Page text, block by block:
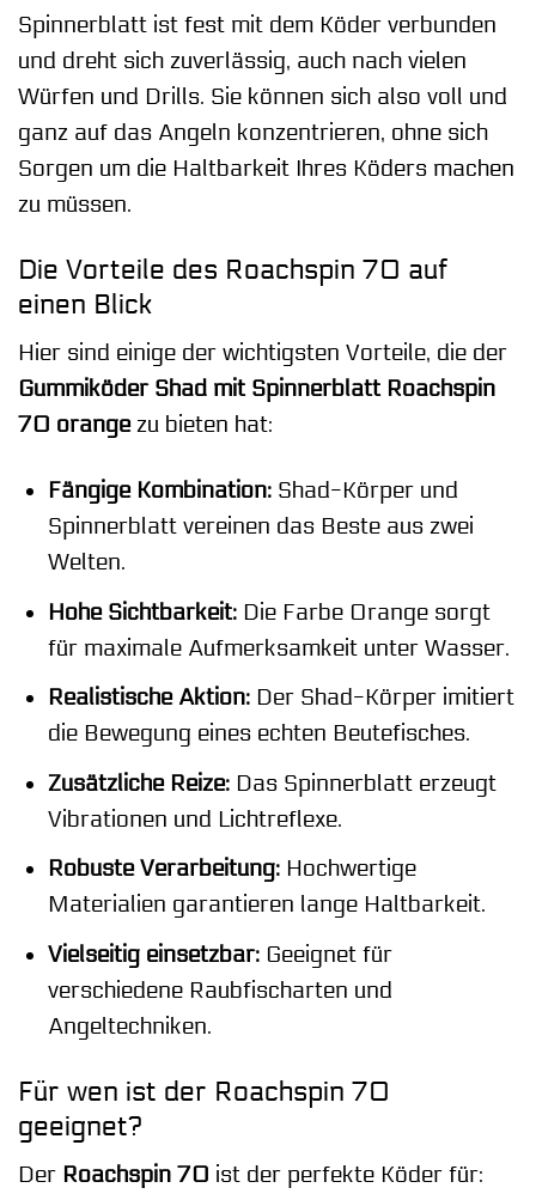
Spinnerblatt ist fest mit dem Köder verbunden
und dreht sich zuverlässig, auch nach vielen
Würfen und Drills. Sie können sich also voll und
ganz auf das Angeln konzentrieren, ohne sich
Sorgen um die Haltbarkeit Ihres Köders machen
zu müssen.
Die Vorteile des Roachspin 70 auf
einen Blick
Hier sind einige der wichtigsten Vorteile, die der
Gummiköder Shad mit Spinnerblatt Roachspin
70 orangezu bieten hat:
Fängige Kombination:Shad-Körper und
Spinnerblatt vereinen das Beste aus zwei
Welten.
Hohe Sichtbarkeit:Die Farbe Orange sorgt
für maximale Aufmerksamkeit unter Wasser.
Realistische Aktion:Der Shad-Körper imitiert
die Bewegung eines echten Beutefisches.
Zusätzliche Reize:Das Spinnerblatt erzeugt
Vibrationen und Lichtreflexe.
Robuste Verarbeitung:Hochwertige
Materialien garantieren lange Haltbarkeit.
Vielseitig einsetzbar:Geeignet für
verschiedene Raubfischarten und
Angeltechniken.
Für wen ist der Roachspin 70
geeignet?
Der Roachspin 70 ist der perfekte Köder für: